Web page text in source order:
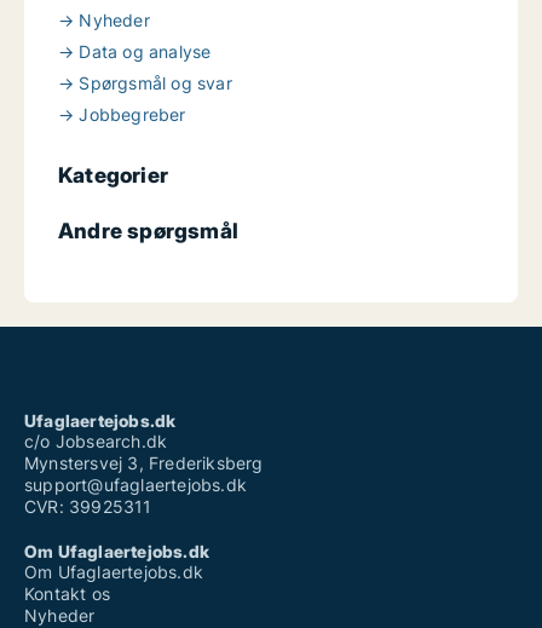
→ Nyheder
→ Data og analyse
→ Spørgsmål og svar
→ Jobbegreber
Kategorier
Andre spørgsmål
Ufaglaertejobs.dk
c/o Jobsearch.dk
Mynstersvej 3, Frederiksberg
support@ufaglaertejobs.dk
CVR: 39925311
Om Ufaglaertejobs.dk
Om Ufaglaertejobs.dk
Kontakt os
Nyheder